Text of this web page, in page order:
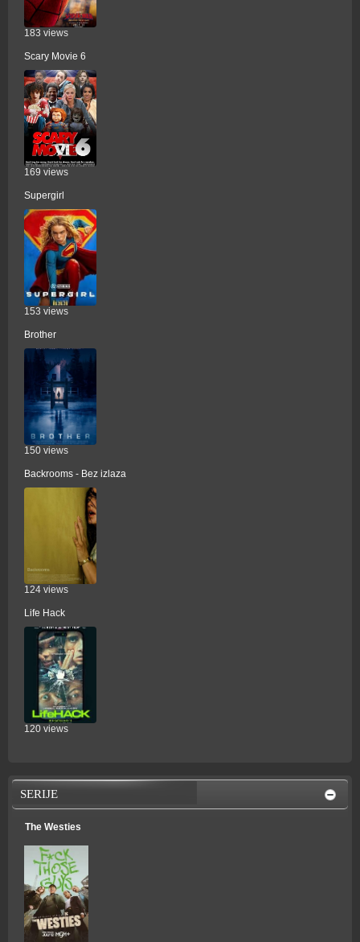
183 views
Scary Movie 6
169 views
Supergirl
153 views
Brother
150 views
Backrooms - Bez izlaza
124 views
Life Hack
120 views
SERIJE
The Westies